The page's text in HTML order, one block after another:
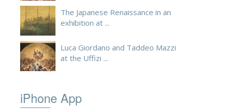
The Japanese Renaissance in an
exhibition at ...
Luca Giordano and Taddeo Mazzi
at the Uffizi ...
iPhone App